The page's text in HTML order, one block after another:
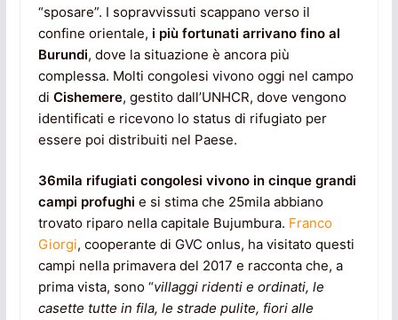
“sposare”. I sopravvissuti scappano verso il
confine orientale, i più fortunati arrivano fino al
Burundi, dove la situazione è ancora più
complessa. Molti congolesi vivono oggi nel campo
di Cishemere, gestito dall’UNHCR, dove vengono
identificati e ricevono lo status di rifugiato per
essere poi distribuiti nel Paese.
36mila rifugiati congolesi vivono in cinque grandi
campi profughi e si stima che 25mila abbiano
trovato riparo nella capitale Bujumbura. Franco
Giorgi, cooperante di GVC onlus, ha visitato questi
campi nella primavera del 2017 e racconta che, a
prima vista, sono “villaggi ridenti e ordinati, le
casette tutte in fila, le strade pulite, fiori alle